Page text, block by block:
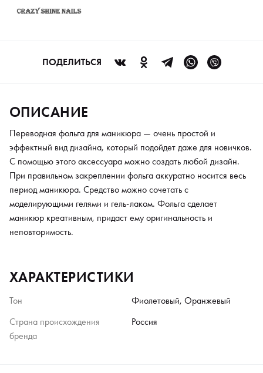
неповторимость.
ПОДЕЛИТЬСЯ
ОПИСАНИЕ
Переводная фольга для маникюра — очень простой и
эффектный вид дизайна, который подойдет даже для новичков.
С помощью этого аксессуара можно создать любой дизайн.
При правильном закреплении фольга аккуратно носится весь
период маникюра. Средство можно сочетать с
моделирующими гелями и гель-лаком. Фольга сделает
маникюр креативным, придаст ему оригинальность и
неповторимость.
ХАРАКТЕРИСТИКИ
Тон
Фиолетовый, Оранжевый
Страна происхождения
бренда
Россия